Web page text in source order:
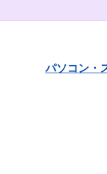
パソコン・